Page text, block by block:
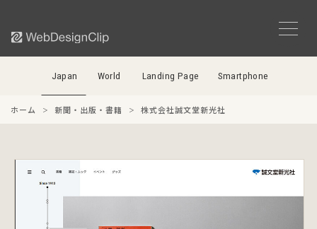
Japan World Landing Page Smartphone
ホーム 新聞・出版・書籍 株式会社誠文堂新光社